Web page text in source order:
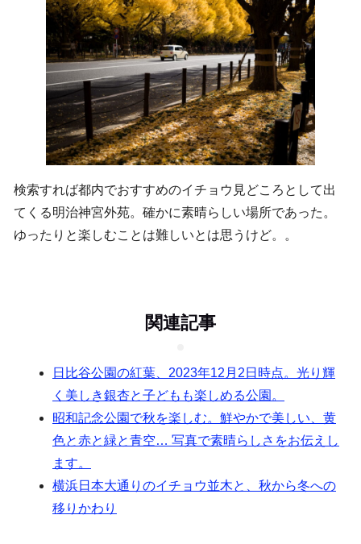
検索すれば都内でおすすめのイチョウ見どころとして出
てくる明治神宮外苑。確かに素晴らしい場所であった。
ゆったりと楽しむことは難しいとは思うけど。。
関連記事
日比谷公園の紅葉、2023年12月2日時点。光り輝
く美しき銀杏と子どもも楽しめる公園。
昭和記念公園で秋を楽しむ。鮮やかで美しい、黄
色と赤と緑と青空… 写真で素晴らしさをお伝えし
ます。
横浜日本大通りのイチョウ並木と、秋から冬への
移りかわり